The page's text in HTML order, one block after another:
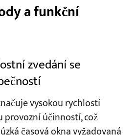
a funkční
zvedání se
vysokou rychlostí
provozní účinností, což
časová okna vyžadovaná